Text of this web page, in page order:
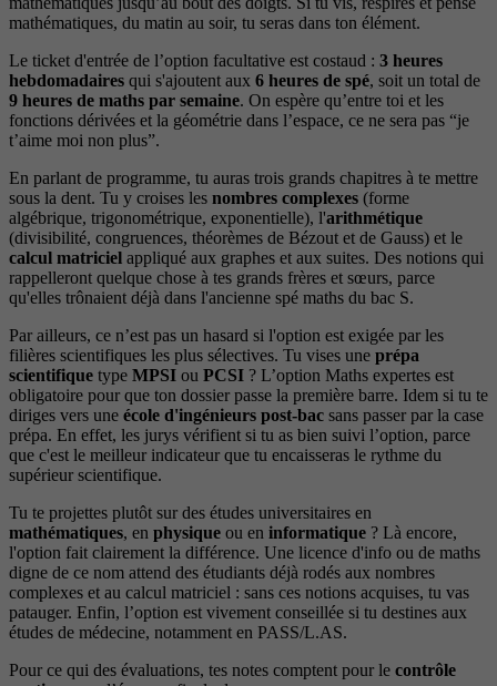
mathématiques, du matin au soir, tu seras dans ton élément.
Le ticket d'entrée de l’option facultative est costaud : 3 heures
hebdomadaires qui s'ajoutent aux 6 heures de spé, soit un total de
9 heures de maths par semaine. On espère qu’entre toi et les
fonctions dérivées et la géométrie dans l’espace, ce ne sera pas “je
t’aime moi non plus”.
En parlant de programme, tu auras trois grands chapitres à te mettre
sous la dent. Tu y croises les nombres complexes (forme
algébrique, trigonométrique, exponentielle), l'arithmétique
(divisibilité, congruences, théorèmes de Bézout et de Gauss) et le
calcul matriciel appliqué aux graphes et aux suites. Des notions qui
rappelleront quelque chose à tes grands frères et sœurs, parce
qu'elles trônaient déjà dans l'ancienne spé maths du bac S.
Par ailleurs, ce n’est pas un hasard si l'option est exigée par les
filières scientifiques les plus sélectives. Tu vises une prépa
scientifique type MPSI ou PCSI ? L’option Maths expertes est
obligatoire pour que ton dossier passe la première barre. Idem si tu te
diriges vers une école d'ingénieurs post-bac sans passer par la case
prépa. En effet, les jurys vérifient si tu as bien suivi l’option, parce
que c'est le meilleur indicateur que tu encaisseras le rythme du
supérieur scientifique.
Tu te projettes plutôt sur des études universitaires en
mathématiques, en physique ou en informatique ? Là encore,
l'option fait clairement la différence. Une licence d'info ou de maths
digne de ce nom attend des étudiants déjà rodés aux nombres
complexes et au calcul matriciel : sans ces notions acquises, tu vas
patauger. Enfin, l’option est vivement conseillée si tu destines aux
études de médecine, notamment en PASS/L.AS.
Pour ce qui des évaluations, tes notes comptent pour le contrôle